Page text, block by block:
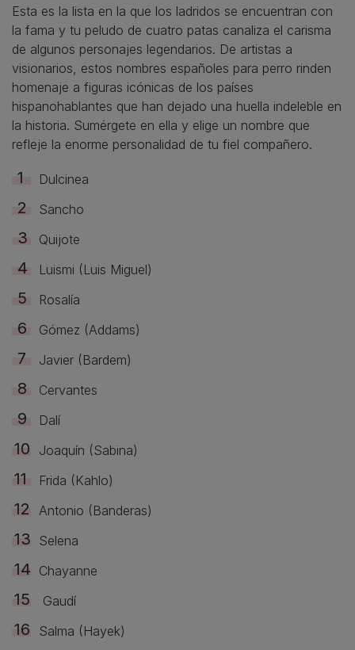
Esta es la lista en la que los ladridos se encuentran con
la fama y tu peludo de cuatro patas canaliza el carisma
de algunos personajes legendarios. De artistas a
visionarios, estos nombres españoles para perro rinden
homenaje a figuras icónicas de los países
hispanohablantes que han dejado una huella indeleble en
la historia. Sumérgete en ella y elige un nombre que
refleje la enorme personalidad de tu fiel compañero.
Dulcinea
Sancho
Quijote
Luismi (Luis Miguel)
Rosalía
Gómez (Addams)
Javier (Bardem)
Cervantes
Dalí
Joaquín (Sabina)
Frida (Kahlo)
Antonio (Banderas)
Selena
Chayanne
Gaudí
Salma (Hayek)